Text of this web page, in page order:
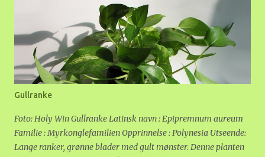
Gullranke
Foto: Holy Win Gullranke Latinsk navn : Epipremnum aureum
Familie : Myrkonglefamilien Opprinnelse : Polynesia Utseende:
Lange ranker, grønne blader med gult mønster. Denne planten